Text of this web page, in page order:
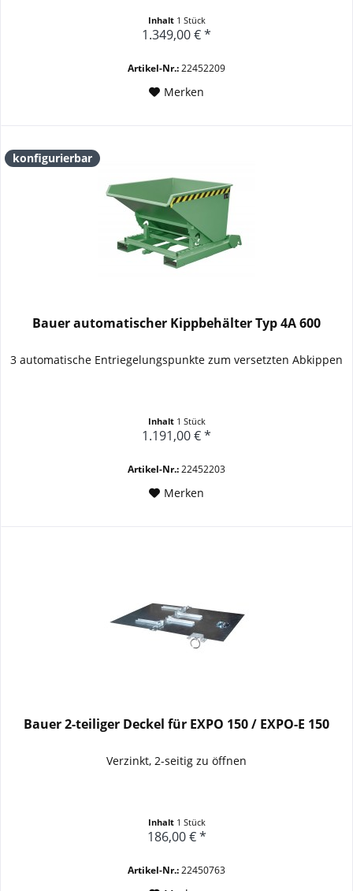
Inhalt 1 Stück
1.349,00 € *
Artikel-Nr.:22452209
Merken
konfigurierbar
Bauer automatischer Kippbehälter Typ 4A 600
3 automatische Entriegelungspunkte zum versetzten Abkippen
Inhalt 1 Stück
1.191,00 € *
Artikel-Nr.:22452203
Merken
Bauer 2-teiliger Deckel für EXPO 150 / EXPO-E 150
Verzinkt, 2-seitig zu öffnen
Inhalt 1 Stück
186,00 € *
Artikel-Nr.:22450763